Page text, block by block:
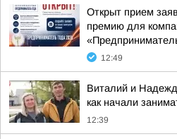
Открыт прием
премию для
12:49
Виталий и
как начали
12:39